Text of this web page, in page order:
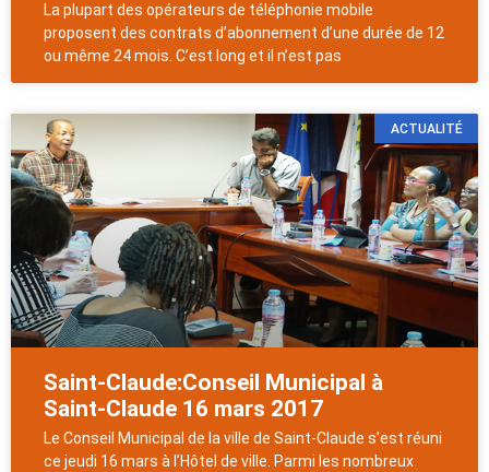
La plupart des opérateurs de téléphonie mobile
proposent des contrats d’abonnement d’une durée de 12
ou même 24 mois. C’est long et il n’est pas
ACTUALITÉ
Saint-Claude:Conseil Municipal à
Saint-Claude 16 mars 2017
Le Conseil Municipal de la ville de Saint-Claude s’est réuni
ce jeudi 16 mars à l’Hôtel de ville. Parmi les nombreux